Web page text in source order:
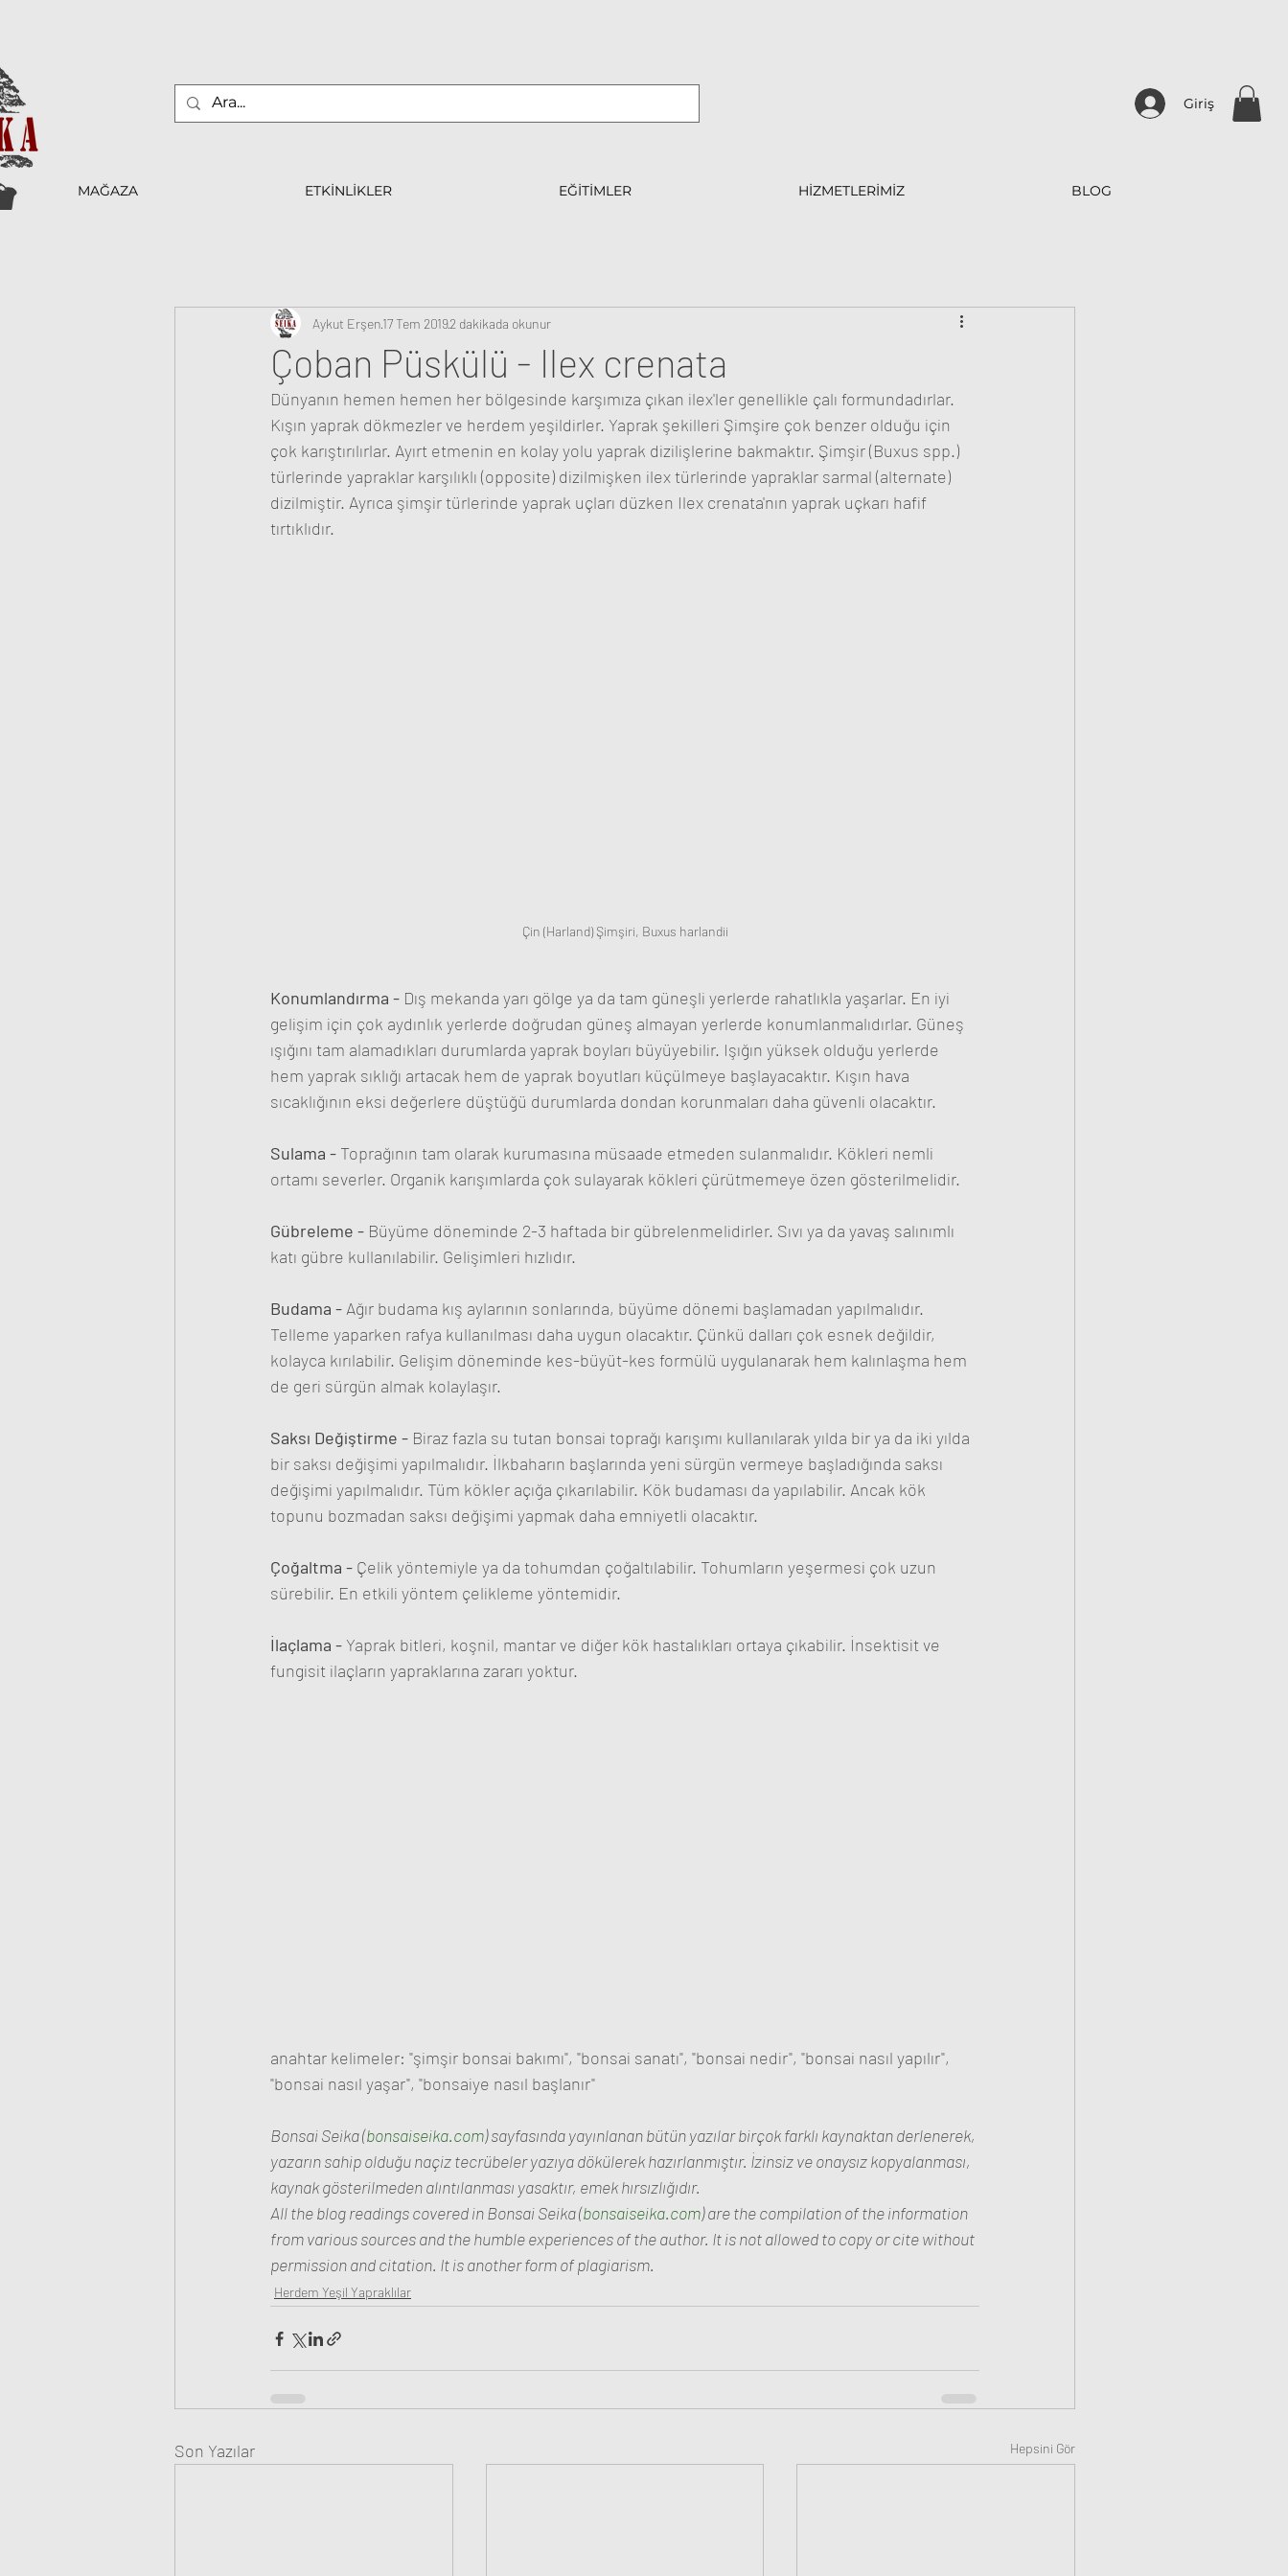
Giriş
MAĞAZA ETKİNLİKLER EĞİTİMLER HİZMETLERİMİZ BLOG
Çoban Püskülü - Ilex crenata
Aykut Erşen17 Tem 20192 dakikada okunur
Dünyanın hemen hemen her bölgesinde karşımıza çıkan ilex'ler genellikle çalı formundadırlar.
Kışın yaprak dökmezler ve herdem yeşildirler. Yaprak şekilleri Şimşire çok benzer olduğu için
çok karıştırılırlar. Ayırt etmenin en kolay yolu yaprak dizilişlerine bakmaktır. Şimşir (Buxus spp.)
türlerinde yapraklar karşılıklı (opposite) dizilmişken ilex türlerinde yapraklar sarmal (alternate)
dizilmiştir. Ayrıca şimşir türlerinde yaprak uçları düzken Ilex crenata'nın yaprak uçkarı hafif
tırtıklıdır.
Çin (Harland) Şimşiri, Buxus harlandii
Konumlandırma - Dış mekanda yarı gölge ya da tam güneşli yerlerde rahatlıkla yaşarlar. En iyi
gelişim için çok aydınlık yerlerde doğrudan güneş almayan yerlerde konumlanmalıdırlar. Güneş
ışığını tam alamadıkları durumlarda yaprak boyları büyüyebilir. Işığın yüksek olduğu yerlerde
hem yaprak sıklığı artacak hem de yaprak boyutları küçülmeye başlayacaktır. Kışın hava
sıcaklığının eksi değerlere düştüğü durumlarda dondan korunmaları daha güvenli olacaktır.
Sulama - Toprağının tam olarak kurumasına müsaade etmeden sulanmalıdır. Kökleri nemli
ortamı severler. Organik karışımlarda çok sulayarak kökleri çürütmemeye özen gösterilmelidir.
Gübreleme - Büyüme döneminde 2-3 haftada bir gübrelenmelidirler. Sıvı ya da yavaş salınımlı
katı gübre kullanılabilir. Gelişimleri hızlıdır.
Budama - Ağır budama kış aylarının sonlarında, büyüme dönemi başlamadan yapılmalıdır.
Telleme yaparken rafya kullanılması daha uygun olacaktır. Çünkü dalları çok esnek değildir,
kolayca kırılabilir. Gelişim döneminde kes-büyüt-kes formülü uygulanarak hem kalınlaşma hem
de geri sürgün almak kolaylaşır.
Saksı Değiştirme - Biraz fazla su tutan bonsai toprağı karışımı kullanılarak yılda bir ya da iki yılda
bir saksı değişimi yapılmalıdır. İlkbaharın başlarında yeni sürgün vermeye başladığında saksı
değişimi yapılmalıdır. Tüm kökler açığa çıkarılabilir. Kök budaması da yapılabilir. Ancak kök
topunu bozmadan saksı değişimi yapmak daha emniyetli olacaktır.
Çoğaltma - Çelik yöntemiyle ya da tohumdan çoğaltılabilir. Tohumların yeşermesi çok uzun
sürebilir. En etkili yöntem çelikleme yöntemidir.
İlaçlama - Yaprak bitleri, koşnil, mantar ve diğer kök hastalıkları ortaya çıkabilir. İnsektisit ve
fungisit ilaçların yapraklarına zararı yoktur.
anahtar kelimeler: "şimşir bonsai bakımı", "bonsai sanatı", "bonsai nedir", "bonsai nasıl yapılır",
"bonsai nasıl yaşar", "bonsaiye nasıl başlanır"
Bonsai Seika (bonsaiseika.com) sayfasında yayınlanan bütün yazılar birçok farklı kaynaktan derlenerek,
yazarın sahip olduğu naçiz tecrübeler yazıya dökülerek hazırlanmıştır. İzinsiz ve onaysız kopyalanması,
kaynak gösterilmeden alıntılanması yasaktır, emek hırsızlığıdır.
All the blog readings covered in Bonsai Seika (bonsaiseika.com) are the compilation of the information
from various sources and the humble experiences of the author. It is not allowed to copy or cite without
permission and citation. It is another form of plagiarism.
Herdem Yeşil Yapraklılar
Son Yazılar Hepsini Gör